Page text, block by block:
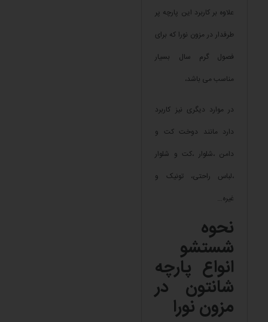
علاوه بر کاربرد این پارچه پر
طرفدار در مزون نورا که برای
فصول گرم سال بسیار
مناسب می باشد،
در موارد دیگری نیز کاربرد
دارد مانند دوخت کت و
دامن ،شلوار ،کت و شلوار
،لباس راحتی، تونیک و
غیره…
نحوه
شستشو
انواع پارچه
شانتون در
مزون نورا